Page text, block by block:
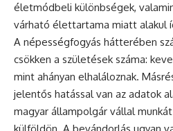
életmódbeli különbségek,
várható élettartama miatt alakul
A népességfogyás hátterében
csökken a születések száma:
mint ahányan elhaláloznak.
jelentős hatással van az adatok
magyar állampolgár vállal